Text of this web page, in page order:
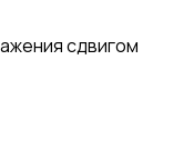
сдвигом